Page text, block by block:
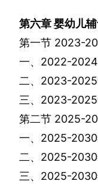
第六章婴幼儿
第一节 2023-
一、 2022-2024
二、 2023-2025
三、 2023-2025
第二节 2025-
一、 2025-2030
二、 2025-2030
三、 2025-2030